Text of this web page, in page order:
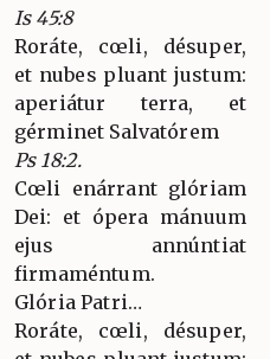
Is 45:8
Roráte, cœli, désuper,
et nubes pluant justum:
aperiátur terra, et
gérminet Salvatórem
Ps 18:2.
Cœli enárrant glóriam
Dei: et ópera mánuum
ejus annúntiat
firmaméntum.
Glória Patri…
Roráte, cœli, désuper,